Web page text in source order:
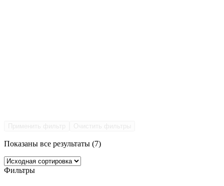
Показаны все результаты (7)
Фильтры